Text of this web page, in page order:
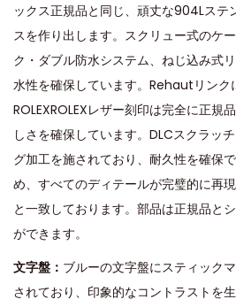
ックス正規品と同じ、頑丈な904Lステ
スを作り出します。スクリュー式のケ
ク・ダブル防水システム、ねじ込み式
水性を確保しています。Rehautリンク
ROLEXROLEXレザー刻印は完全に正規
しさを確保しています。DLCスクラッ
グ加工を施されており、耐久性を確保
め、すべてのディテールが完璧的に再
と一致しております。部品は正規品と
ができます。
文字盤： ブルーの文字盤にスティック
されており、印象的なコントラストを